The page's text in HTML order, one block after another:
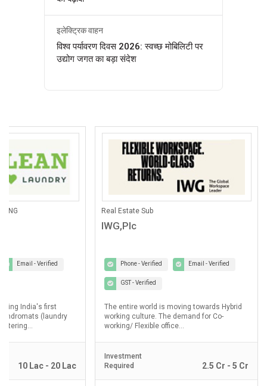
इलेक्ट्रिक वाहन
विश्व पर्यावरण दिवस 2026: स्वच्छ मोबिलिटी पर
उद्योग जगत का बड़ा संदेश
Email - Verified
India's first
(laundry
10 Lac - 20 Lac
Real Estate Sub
IWG,Plc
Phone - Verified Email - Verified
GST - Verified
The entire world is moving towards Hybrid
working culture. The demand for Co-
working/ Flexible office...
Investment
Required
2.5 Cr - 5 Cr